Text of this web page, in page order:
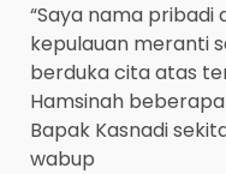
“Saya nama
kepulauan meranti
berduka cita atas
Hamsinah
Bapak Kasnadi
wabup